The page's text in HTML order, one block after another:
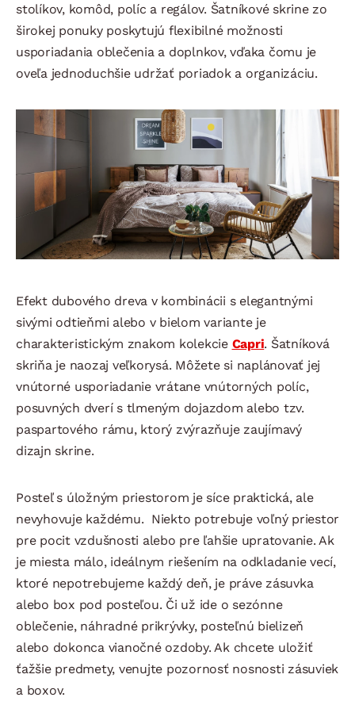
stolíkov, komôd, políc a regálov. Šatníkové skrine zo
širokej ponuky poskytujú flexibilné možnosti
usporiadania oblečenia a doplnkov, vďaka čomu je
oveľa jednoduchšie udržať poriadok a organizáciu.
Efekt dubového dreva v kombinácii s elegantnými
sivými odtieňmi alebo v bielom variante je
charakteristickým znakom kolekcie Capri. Šatníková
skriňa je naozaj veľkorysá. Môžete si naplánovať jej
vnútorné usporiadanie vrátane vnútorných políc,
posuvných dverí s tlmeným dojazdom alebo tzv.
paspartového rámu, ktorý zvýrazňuje zaujímavý
dizajn skrine.
Posteľ s úložným priestorom je síce praktická, ale
nevyhovuje každému. Niekto potrebuje voľný priestor
pre pocit vzdušnosti alebo pre ľahšie upratovanie. Ak
je miesta málo, ideálnym riešením na odkladanie vecí,
ktoré nepotrebujeme každý deň, je práve zásuvka
alebo box pod posteľou. Či už ide o sezónne
oblečenie, náhradné prikrývky, posteľnú bielizeň
alebo dokonca vianočné ozdoby. Ak chcete uložiť
ťažšie predmety, venujte pozornosť nosnosti zásuviek
a boxov.